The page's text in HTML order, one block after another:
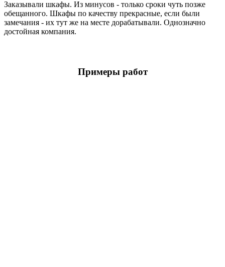
Заказывали шкафы. Из минусов - только сроки чуть позже
обещанного. Шкафы по качеству прекрасные, если были
замечания - их тут же на месте дорабатывали. Однозначно
достойная компания.
Примеры работ